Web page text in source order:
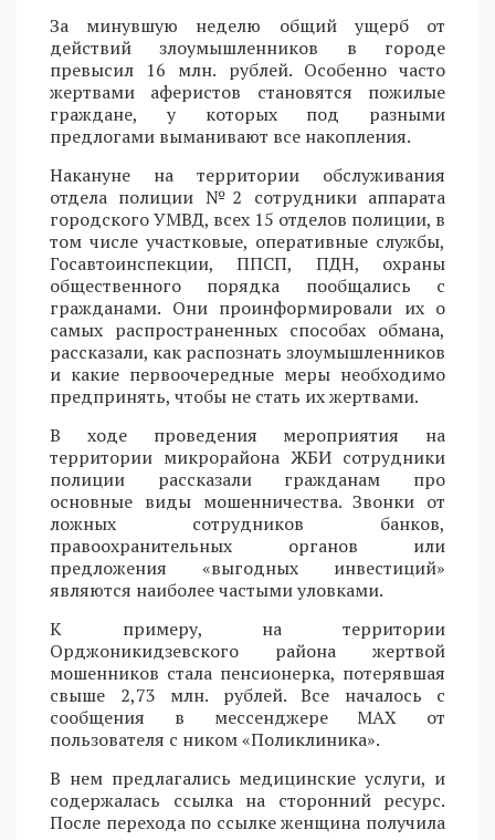
За минувшую неделю общий ущерб от
действий злоумышленников в городе
превысил 16 млн. рублей. Особенно часто
жертвами аферистов становятся пожилые
граждане, у которых под разными
предлогами выманивают все накопления.
Накануне на территории обслуживания
отдела полиции №2 сотрудники аппарата
городского УМВД, всех 15 отделов полиции, в
том числе участковые, оперативные службы,
Госавтоинспекции, ППСП, ПДН, охраны
общественного порядка пообщались с
гражданами. Они проинформировали их о
самых распространенных способах обмана,
рассказали, как распознать злоумышленников
и какие первоочередные меры необходимо
предпринять, чтобы не стать их жертвами.
В ходе проведения мероприятия на
территории микрорайона ЖБИ сотрудники
полиции рассказали гражданам про
основные виды мошенничества. Звонки от
ложных сотрудников банков,
правоохранительных органов или
предложения «выгодных инвестиций»
являются наиболее частыми уловками.
К примеру, на территории
Орджоникидзевского района жертвой
мошенников стала пенсионерка, потерявшая
свыше 2,73 млн. рублей. Все началось с
сообщения в мессенджере MAX от
пользователя с ником «Поликлиника».
В нем предлагались медицинские услуги, и
содержалась ссылка на сторонний ресурс.
После перехода по ссылке женщина получила